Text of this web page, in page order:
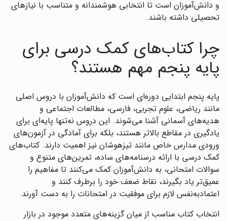
و دانش‌آموزان است تا انتخابی هوشمندانه و متناسب با نیازهای
تحصیلی داشته باشند.
چرا کتاب‌های کمک درسی برای
پایه پنجم مهم هستند؟
پایه پنجم ابتدایی دوره‌ای است که دانش‌آموزان با دروس اصلی
مانند ریاضی، علوم تجربی، فارسی، مطالعات اجتماعی و
هدیه‌های آسمانی آشنا می‌شوند. این دروس نه‌تنها پایه‌ای برای
یادگیری در مقاطع بالاتر هستند، بلکه برای آمادگی در آزمون‌های
ورودی مدارس خاص مانند تیزهوشان نیز اهمیت دارند. کتاب‌های
کمک درسی با ارائه درسنامه‌های ساده، تمرین‌های متنوع و
سوالات امتحانی، به دانش‌آموزان کمک می‌کنند تا مفاهیم را
عمیق‌تر یاد بگیرند، نقاط ضعف خود را برطرف کنند و
اعتمادبه‌نفس لازم برای موفقیت در امتحانات را به دست آورند.
انتخاب کتاب مناسب از میان گزینه‌های متعدد موجود در بازار